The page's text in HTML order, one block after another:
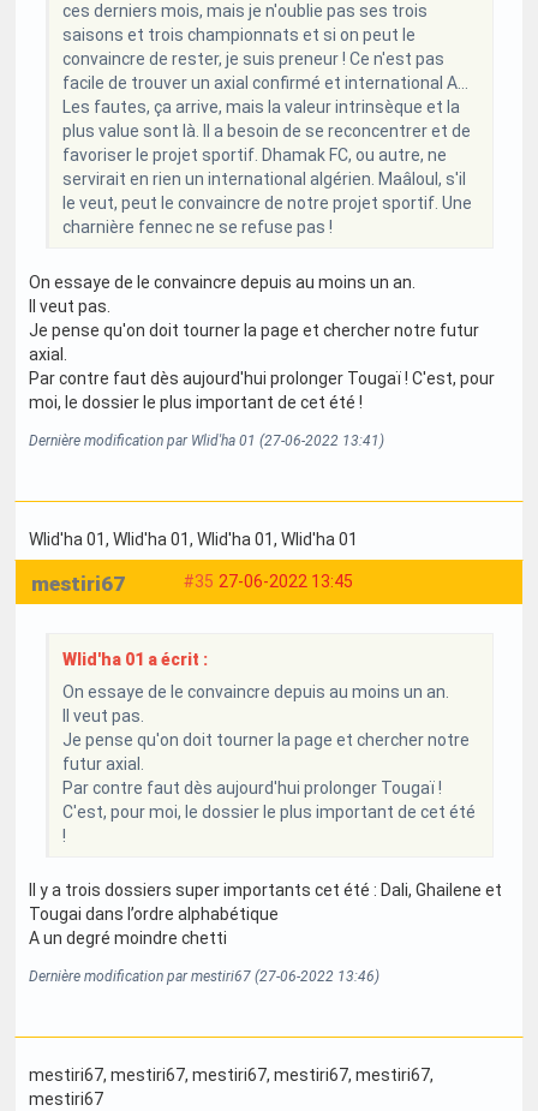
ces derniers mois, mais je n'oublie pas ses trois
saisons et trois championnats et si on peut le
convaincre de rester, je suis preneur ! Ce n'est pas
facile de trouver un axial confirmé et international A...
Les fautes, ça arrive, mais la valeur intrinsèque et la
plus value sont là. Il a besoin de se reconcentrer et de
favoriser le projet sportif. Dhamak FC, ou autre, ne
servirait en rien un international algérien. Maâloul, s'il
le veut, peut le convaincre de notre projet sportif. Une
charnière fennec ne se refuse pas !
On essaye de le convaincre depuis au moins un an.
Il veut pas.
Je pense qu'on doit tourner la page et chercher notre futur
axial.
Par contre faut dès aujourd'hui prolonger Tougaï ! C'est, pour
moi, le dossier le plus important de cet été !
Dernière modification par Wlid'ha 01 (27-06-2022 13:41)
Wlid'ha 01, Wlid'ha 01, Wlid'ha 01, Wlid'ha 01
#35 27-06-2022 13:45
mestiri67
Wlid'ha 01 a écrit :
On essaye de le convaincre depuis au moins un an.
Il veut pas.
Je pense qu'on doit tourner la page et chercher notre
futur axial.
Par contre faut dès aujourd'hui prolonger Tougaï !
C'est, pour moi, le dossier le plus important de cet été
!
Il y a trois dossiers super importants cet été : Dali, Ghailene et
Tougai dans l’ordre alphabétique
A un degré moindre chetti
Dernière modification par mestiri67 (27-06-2022 13:46)
mestiri67, mestiri67, mestiri67, mestiri67, mestiri67,
mestiri67